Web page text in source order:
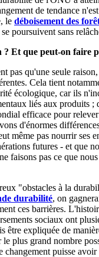
de tendance
le déboisement des
poursuivent sans
? Et que peut-on faire
pas qu'une seule
Cela tient
écologique, car ils
liés aux produits ;
efficace pour
d'énormes
même pas nourrir ses
futures - et que
faisons pas ce que
"obstacles à la
durabilité, on
ces barrières.
sociaux ont
être expliquée de
plus grand nombre
changement puisse avoir